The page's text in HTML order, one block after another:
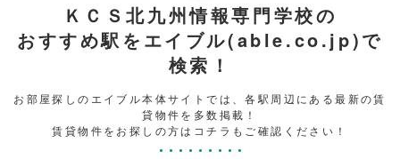
ＫＣＳ北九州情報専門学校の
おすすめ駅をエイブル(able.co.jp)で
検索！
お部屋探しのエイブル本体サイトでは、各駅周辺にある最新の賃
貸物件を多数掲載！
賃貸物件をお探しの方はコチラもご確認ください！